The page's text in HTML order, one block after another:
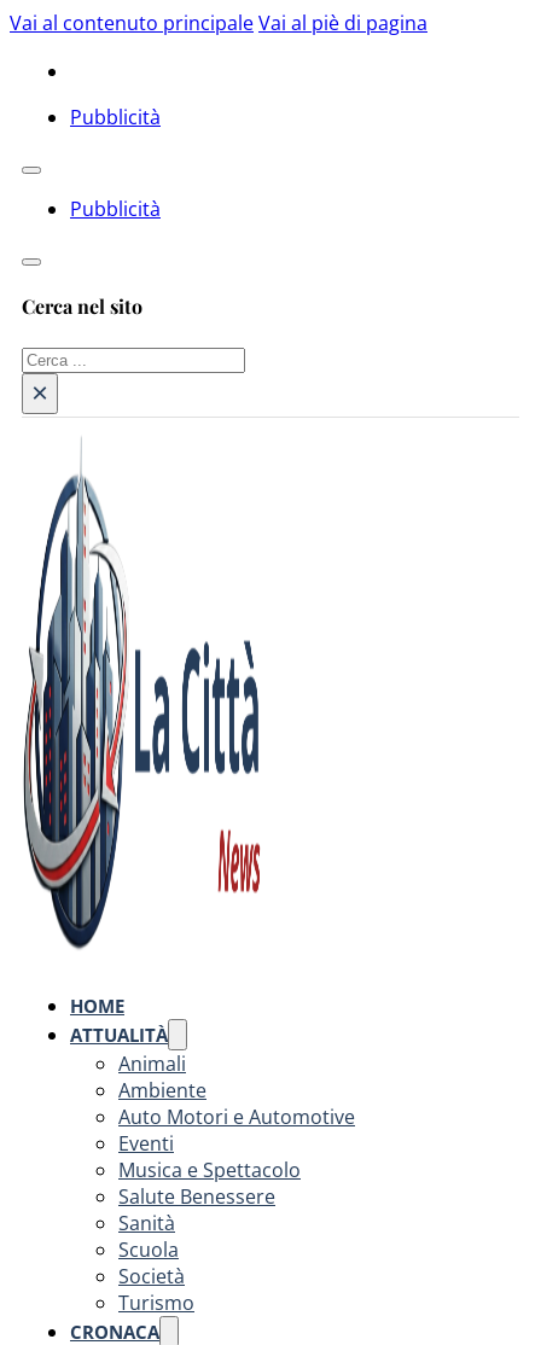
Vai al contenuto principaleVai al piè di pagina
Pubblicità
Pubblicità
Cerca nel sito
Cerca
×
HOME
ATTUALITÀ
Animali
Ambiente
Auto Motori e Automotive
Eventi
Musica e Spettacolo
Salute Benessere
Sanità
Scuola
Società
Turismo
CRONACA